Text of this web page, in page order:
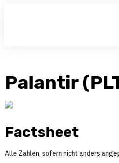
Palantir
Factsheet
Alle Zahlen, sofern nicht anders